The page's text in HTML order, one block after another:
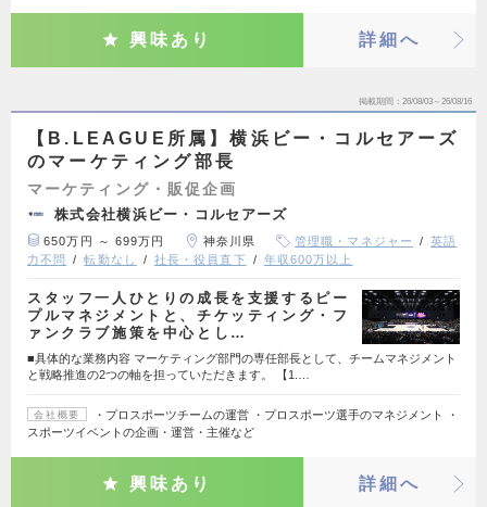
興味あり 詳細へ
掲載期間 26/08/03～26/08/16
【B.LEAGUE所属】横浜ビー・コルセアーズ
のマーケティング部長
マーケティング・販促企画
株式会社横浜ビー・コルセアーズ
650万円 ～ 699万円 神奈川県 管理職・マネジャー
英語
力不問
転勤なし 社長・役員直下 年収600万以上
スタッフ一人ひとりの成長を支援するピー
プルマネジメントと、チケッティング・フ
ァンクラブ施策を中心とし…
■具体的な業務内容 マーケティング部門の専任部長として、チームマネジメント
と戦略推進の2つの軸を担っていただきます。 【1.…
会社概要
・プロスポーツチームの運営 ・プロスポーツ選手のマネジメント ・
スポーツイベントの企画・運営・主催など
興味あり 詳細へ